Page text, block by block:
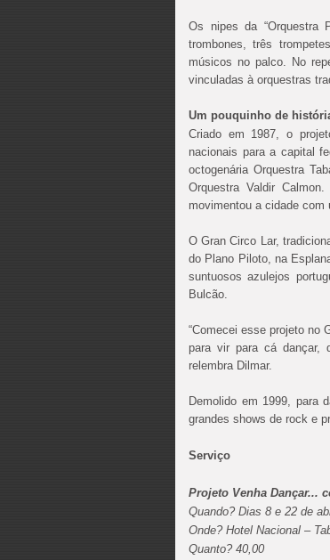
Os nipes da “Orquestra
trombones, três
músicos no palco. No
vinculadas à orquestras
Um pouquinho de
Criado em 1987, o
nacionais para a capital
octogenária Orquestra
Orquestra Valdir
movimentou a cidade com
O Gran Circo Lar,
do Plano Piloto, na
suntuosos azulejos
Bulcão.
“Comecei esse projeto no
para vir para cá dançar,
relembra Dilmar.
Demolido em 1999, para
grandes shows de rock e
Serviço
Projeto Venha Dançar...
Quando? Dias 8 e 22 de
Onde? Hotel Nacional –
Quanto? 40,00